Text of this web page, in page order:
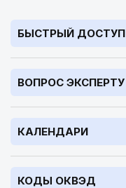
БЫСТРЫЙ ДОСТУП
ВОПРОС ЭКСПЕРТУ
КАЛЕНДАРИ
КОДЫ ОКВЭД